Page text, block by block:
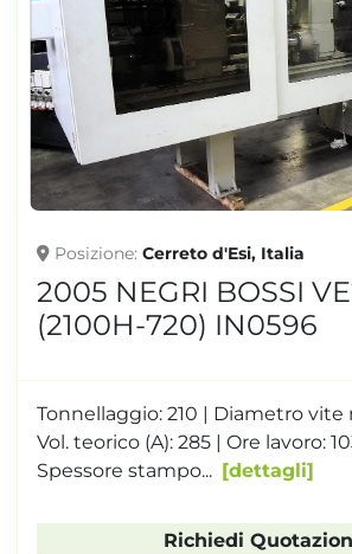
Posizione Cerreto d'Esi, Italia
2005 NEGRI BOSSI
(2100H-720) IN0596
Tonnellaggio: 210 | Diametro vite
Vol. teorico (A): 285 | Ore lavoro:
Spessore stampo...
dettagli
Richiedi